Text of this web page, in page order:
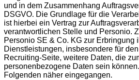
und in dem Zusammenhang
DSGVO. Die Grundlage für die
ist hierbei ein Vertrag zur
verantwortlichen Stelle und Personio.
Personio SE & Co. KG zur Erbringung
Dienstleistungen, insbesondere für
Recruiting-Seite, weitere Daten, die
personenbezogene Daten sein
Folgenden näher eingegangen.